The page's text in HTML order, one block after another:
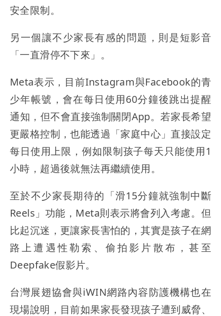
安全限制。
另一個讓不少家長有感的問題，則是短影音
「一直滑停不下來」。
Meta表示，目前Instagram與Facebook的青
少年帳號，會在每日使用60分鐘後跳出提醒
通知，但不會直接強制關閉App。若家長希望
更嚴格控制，也能透過「家庭中心」直接設定
每日使用上限，例如限制孩子每天只能使用1
小時，超過後就無法再繼續使用。
至於不少家長期待的「滑15分鐘就強制中斷
Reels」功能，Meta則表示將會列入考慮。但
比起沉迷，更讓家長害怕的，其實是孩子在網
路上遭遇性勒索、偷拍影片散布，甚至
Deepfake假影片。
台灣展翅協會與iWIN網路內容防護機構也在
現場說明，目前如果家長發現孩子遭到威脅、